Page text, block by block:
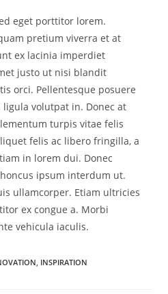
eget porttitor lorem.
pretium viverra et at
ex lacinia imperdiet
justo ut nisi blandit
orci. Pellentesque posuere
volutpat in. Donec at
turpis vitae felis
felis ac libero fringilla, a
in lorem dui. Donec
ipsum interdum ut.
ullamcorper. Etiam ultricies
ex congue a. Morbi
vehicula iaculis.
INSPIRATION